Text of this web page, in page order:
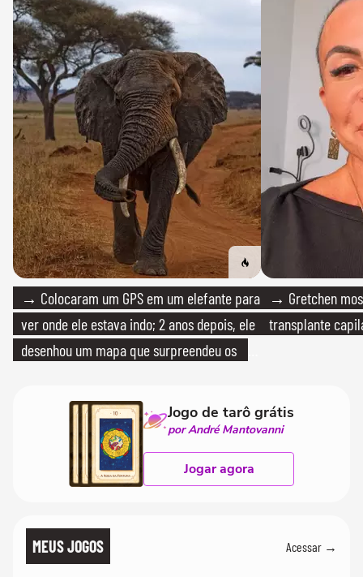
→ Colocaram um GPS em um elefante para
ver onde ele estava indo; 2 anos depois, ele
desenhou um mapa que surpreendeu os
→ Gretchen
transplante
Jogo de tarô grátis
por André Mantovanni
Jogar agora
MEUS JOGOS Acessar →